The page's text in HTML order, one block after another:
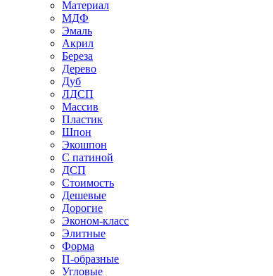
Материал
МДФ
Эмаль
Акрил
Береза
Дерево
Дуб
ЛДСП
Массив
Пластик
Шпон
Экошпон
С патиной
ДСП
Стоимость
Дешевые
Дорогие
Эконом-класс
Элитные
Форма
П-образные
Угловые